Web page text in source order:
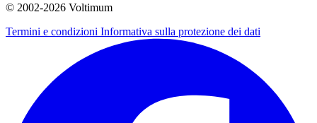
© 2002-2026 Voltimum
Termini e condizioni Informativa sulla protezione dei dati